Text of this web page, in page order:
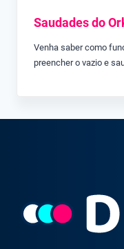
Saudades do
Venha saber como
preencher o vazio e